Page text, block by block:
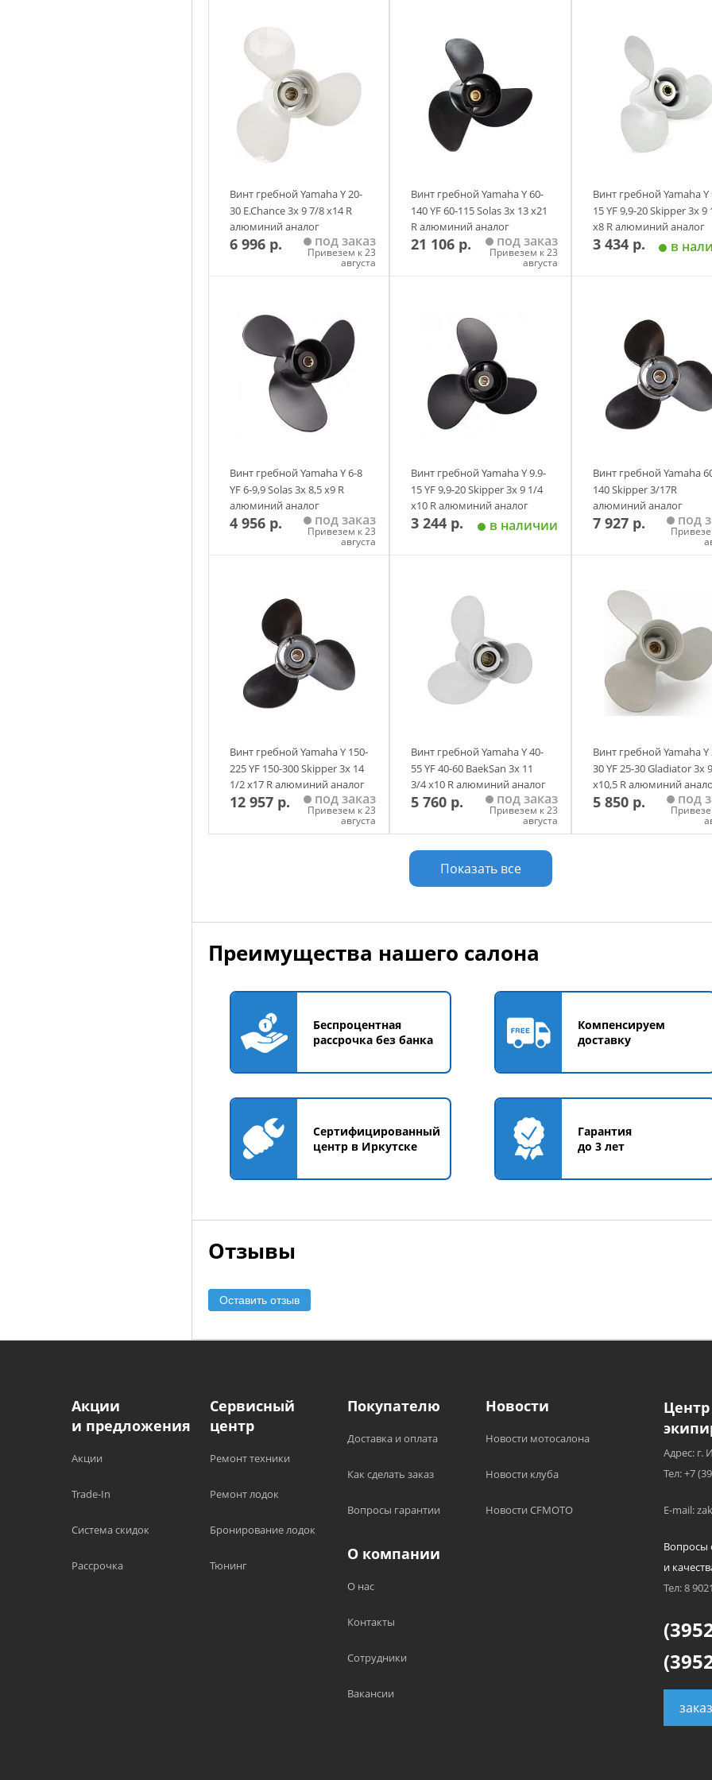
BF 20 л.с. 2003 г. - наст. время
Винт гребной Yamaha Y 20-
30 E.Chance 3х 9 7/8 х14 R
алюминий аналог
6 996 р. под заказ
Привезем к 23
августа
Винт гребной Yamaha Y 60-
140 YF 60-115 Solas 3х 13 х21
R алюминий аналог
21 106 р. под заказ
Привезем к 23
августа
Винт гребной Yamaha Y
15 YF 9,9-20 Skipper 3х 9
х8 R алюминий аналог
3 434 р. в
Винт гребной Yamaha Y 6-8
YF 6-9,9 Solas 3х 8,5 х9 R
алюминий аналог
4 956 р. под заказ
Привезем к 23
августа
Винт гребной Yamaha Y 9.9-
15 YF 9,9-20 Skipper 3х 9 1/4
х10 R алюминий аналог
3 244 р. в наличии
Винт гребной Yamaha
140 Skipper 3/17R
алюминий аналог
7 927 р. под
Винт гребной Yamaha Y 150-
225 YF 150-300 Skipper 3х 14
1/2 х17 R алюминий аналог
12 957 р. под заказ
Привезем к 23
августа
Винт гребной Yamaha Y 40-
55 YF 40-60 BaekSan 3х 11
3/4 х10 R алюминий аналог
5 760 р. под заказ
Привезем к 23
августа
Добавить в корзину
Винт гребной Yamaha Y
30 YF 25-30 Gladiator 3х
х10,5 R алюминий
5 850 р. под
Показать все
Преимущества нашего салона
Беспроцентная
рассрочка без банка
Компенсируем
доставку
Сертифицированный
центр в Иркутске
Гарантия
до 3 лет
Отзывы
Оставить отзыв
Акции
и предложения
Акции
Trade-In
Система скидок
Рассрочка
Сервисный
центр
Ремонт техники
Ремонт лодок
Бронирование лодок
Тюнинг
Покупателю
Доставка и оплата
Как сделать заказ
Вопросы гарантии
Новости
Новости мотосалона
Новости клуба
Новости CFMOTO
О компании
О нас
Контакты
Сотрудники
Вакансии
Адрес: г.
Тел: +7
E-mail:
Вопросы
и
Тел: 8